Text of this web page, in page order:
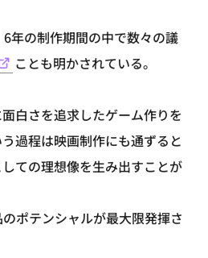
年の制作期間の中で数々の議
ことも明かされている。
白さを追求したゲーム作りを
過程は映画制作にも通ずると
ての理想像を生み出すことが
ポテンシャルが最大限発揮さ